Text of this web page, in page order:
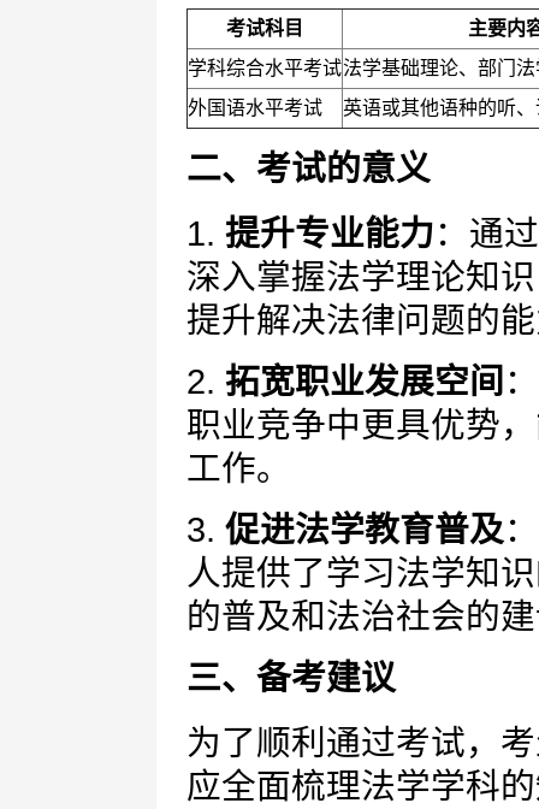
考试科目
主要内
学科综合水平考试法学基础理论、部门
外国语水平考试
英语或其他语种的听
二、考试的意义
1. 提升专业能力：通
深入掌握法学理论知
提升解决法律问题的
2. 拓宽职业发展空间
职业竞争中更具优势
工作。
3. 促进法学教育普及
人提供了学习法学知
的普及和法治社会的
三、备考建议
为了顺利通过考试，
应全面梳理法学学科